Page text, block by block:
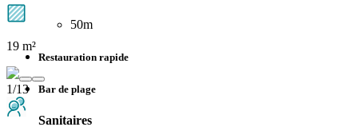
50m
Restauration rapide
Bar de plage
Sanitaires
19 m²
1/13